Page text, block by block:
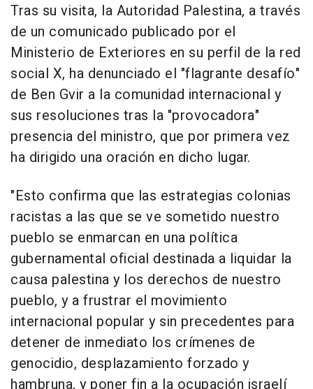
Tras su visita, la Autoridad Palestina, a través
de un comunicado publicado por el
Ministerio de Exteriores en su perfil de la red
social X, ha denunciado el "flagrante desafío"
de Ben Gvir a la comunidad internacional y
sus resoluciones tras la "provocadora"
presencia del ministro, que por primera vez
ha dirigido una oración en dicho lugar.
"Esto confirma que las estrategias colonias
racistas a las que se ve sometido nuestro
pueblo se enmarcan en una política
gubernamental oficial destinada a liquidar la
causa palestina y los derechos de nuestro
pueblo, y a frustrar el movimiento
internacional popular y sin precedentes para
detener de inmediato los crímenes de
genocidio, desplazamiento forzado y
hambruna, y poner fin a la ocupación israelí